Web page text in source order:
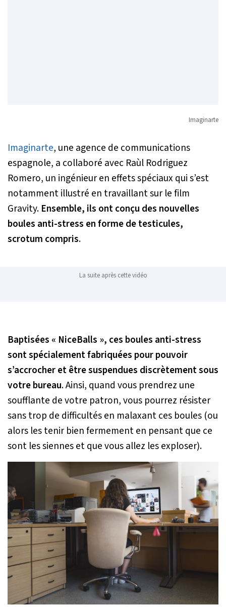
Imaginarte
Imaginarte, une agence de communications
espagnole, a collaboré avec Raùl Rodriguez
Romero, un ingénieur en effets spéciaux qui s’est
notamment illustré en travaillant sur le film
Gravity. Ensemble, ils ont conçu des nouvelles
boules anti-stress en forme de testicules,
scrotum compris.
La suite après cette vidéo
Baptisées « NiceBalls », ces boules anti-stress
sont spécialement fabriquées pour pouvoir
s’accrocher et être suspendues discrètement sous
votre bureau. Ainsi, quand vous prendrez une
soufflante de votre patron, vous pourrez résister
sans trop de difficultés en malaxant ces boules (ou
alors les tenir bien fermement en pensant que ce
sont les siennes et que vous allez les exploser).